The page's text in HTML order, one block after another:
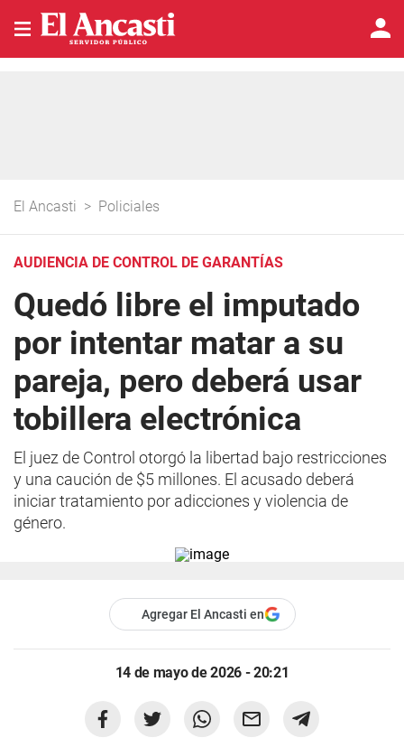
El Ancasti > Policiales
AUDIENCIA DE CONTROL DE GARANTÍAS
Quedó libre el imputado
por intentar matar a su
pareja, pero deberá usar
tobillera electrónica
El juez de Control otorgó la libertad bajo restricciones
y una caución de $5 millones. El acusado deberá
iniciar tratamiento por adicciones y violencia de
género.
Agregar El Ancasti en
14 de mayo de 2026 - 20:21